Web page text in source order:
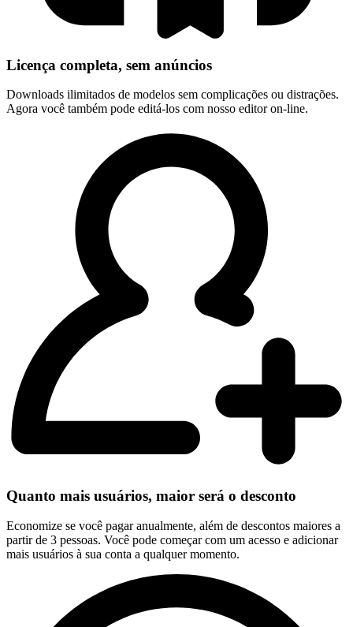
Licença completa, sem anúncios
Downloads ilimitados de modelos sem complicações ou distrações.
Agora você também pode editá-los com nosso editor on-line.
Quanto mais usuários, maior será o desconto
Economize se você pagar anualmente, além de descontos maiores a
partir de 3 pessoas. Você pode começar com um acesso e adicionar
mais usuários à sua conta a qualquer momento.